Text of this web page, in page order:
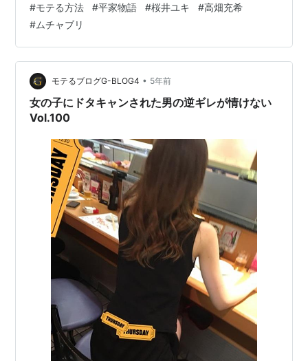
#モテる方法 #平家物語 #桜井ユキ #高畑充希
#ムチャブリ
モテるブログG-BLOG4 • 5年前
女の子にドタキャンされた男の逆ギレが情けない
Vol.100